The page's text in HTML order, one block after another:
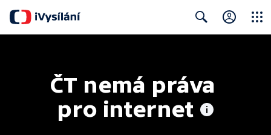
ČT nemá práva
pro internet